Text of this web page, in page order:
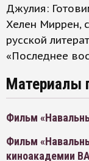
Джулия:
Хелен Миррен,
русской
«Последнее
Материалы
Фильм
Фильм
киноакадемии